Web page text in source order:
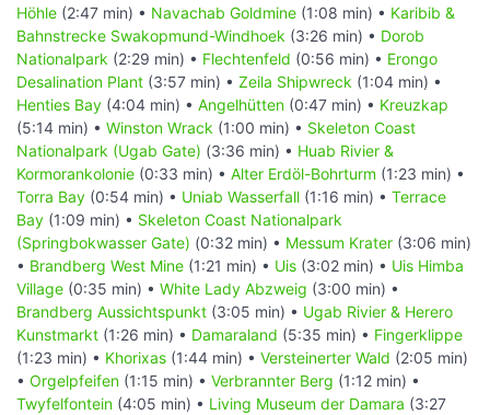
Höhle (2:47 min) • Navachab Goldmine (1:08 min) • Karibib &
Bahnstrecke Swakopmund-Windhoek (3:26 min) • Dorob
Nationalpark (2:29 min) • Flechtenfeld (0:56 min) • Erongo
Desalination Plant (3:57 min) • Zeila Shipwreck (1:04 min) •
Henties Bay (4:04 min) • Angelhütten (0:47 min) • Kreuzkap
(5:14 min) • Winston Wrack (1:00 min) • Skeleton Coast
Nationalpark (Ugab Gate) (3:36 min) • Huab Rivier &
Kormorankolonie (0:33 min) • Alter Erdöl-Bohrturm (1:23 min) •
Torra Bay (0:54 min) • Uniab Wasserfall (1:16 min) • Terrace
Bay (1:09 min) • Skeleton Coast Nationalpark
(Springbokwasser Gate) (0:32 min) • Messum Krater (3:06 min)
• Brandberg West Mine (1:21 min) • Uis (3:02 min) • Uis Himba
Village (0:35 min) • White Lady Abzweig (3:00 min) •
Brandberg Aussichtspunkt (3:05 min) • Ugab Rivier & Herero
Kunstmarkt (1:26 min) • Damaraland (5:35 min) • Fingerklippe
(1:23 min) • Khorixas (1:44 min) • Versteinerter Wald (2:05 min)
• Orgelpfeifen (1:15 min) • Verbrannter Berg (1:12 min) •
Twyfelfontein (4:05 min) • Living Museum der Damara (3:27